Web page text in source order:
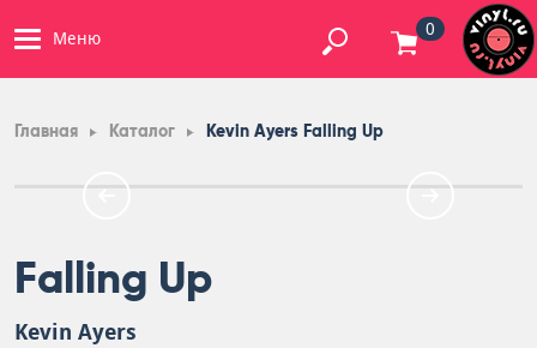
Меню 0
Главная Каталог Kevin Ayers Falling Up
Falling Up
Kevin Ayers